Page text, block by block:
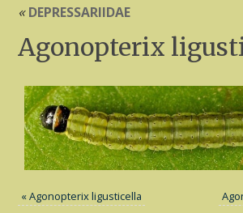
«DEPRESSARIIDAE
Agonopterix
«Agonopterix ligusticella